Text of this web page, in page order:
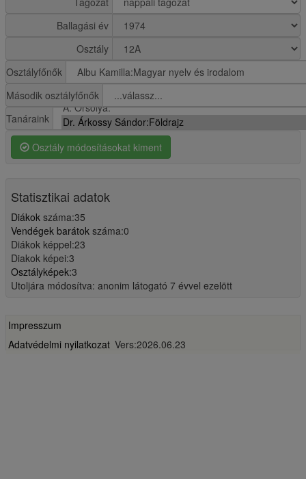
Ballagási év
Osztály
Osztályfőnők
Második osztályfőnők
Tanáraink
Osztály módosításokat kiment
Statisztikai adatok
Diákok száma:35
Vendégek barátok száma:0
Diákok képpel:23
Diakok képei:3
Osztályképek:3
Utoljára módosítva: anonim látogató 7 évvel ezelött
Impresszum
Adatvédelmi nyilatkozat Vers:2026.06.23